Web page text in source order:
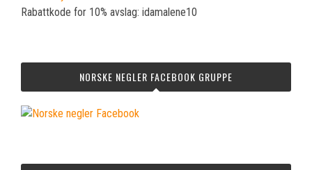
Rabattkode for 10% avslag: idamalene10
NORSKE NEGLER FACEBOOK GRUPPE